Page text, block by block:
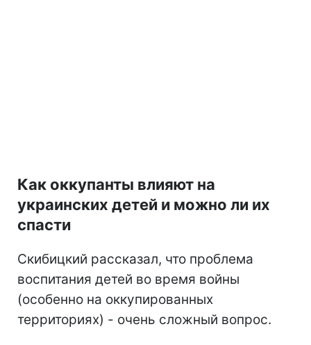
Как оккупанты влияют на
украинских детей и можно ли их
спасти
Скибицкий рассказал, что проблема
воспитания детей во время войны
(особенно на оккупированных
территориях) - очень сложный вопрос.